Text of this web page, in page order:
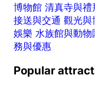
博物館 清真寺與禮
接送與交通 觀光與
娛樂 水族館與動物
務與優惠
Popular